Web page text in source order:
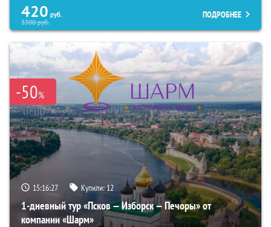
420 руб.
3300руб.
ПОДРОБНЕЕ
-50%
15:16:26 Купили:12
1-дневный тур «Псков — Изборск — Печоры» от
компании «Шарм»